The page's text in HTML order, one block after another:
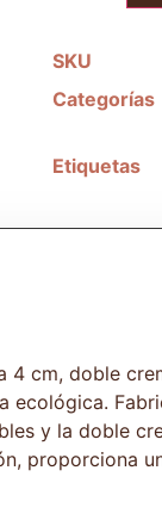
SKU
Categorías
Etiquetas
cm, doble
y la doble
proporciona